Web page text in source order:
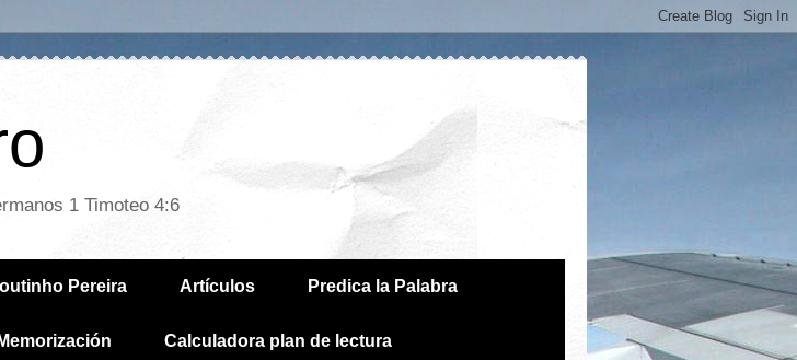
1 Timoteo 4:6
Pereira Artículos Predica la Palabra
Calculadora plan de lectura